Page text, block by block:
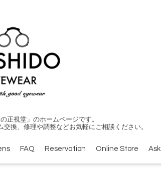
正視堂」のホームページです。
換、修理や調整などお気軽にご相談ください。
FAQ Reservation Online Store Ask